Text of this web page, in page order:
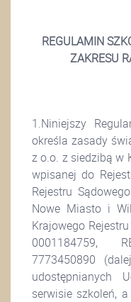
REGULAMIN
ZAKRESU
1.Niniejszy
określa zasady
z o.o. z siedzibą w
wpisanej do
Rejestru
Nowe Miasto i
Krajowego
0001184759,
7773450890
udostępnianych
serwisie szkoleń,